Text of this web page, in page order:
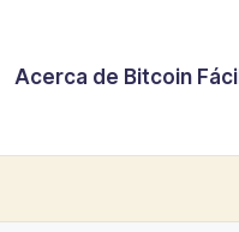
Acerca de Bitcoin Fácil